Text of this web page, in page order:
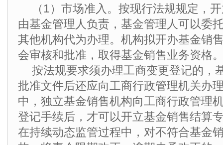
（1）市场准入。按现行法规规定，
由基金管理人负责，基金管理人可以委
其他机构代为办理。机构拟开办基金销
会审核和批准，取得基金销售业务资格
按法规要求须办理工商变更登记的，
批准文件后还应向工商行政管理机关办
中，独立基金销售机构向工商行政管理
登记手续后，才可以开立基金销售结算
在持续动态监管过程中，对不符合基金